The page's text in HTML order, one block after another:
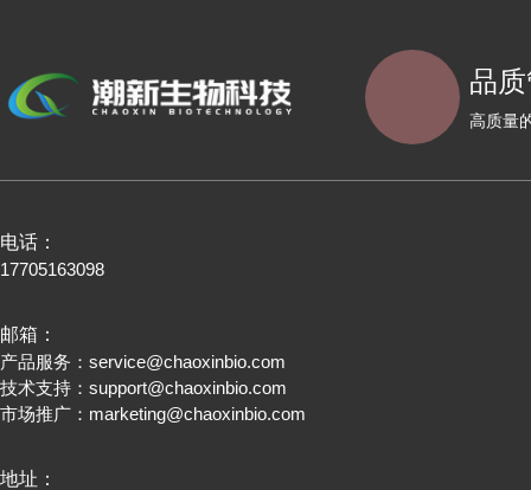
品
高质量
电话：
17705163098
邮箱：
产品服务： service@chaoxinbio.com
技术支持： support@chaoxinbio.com
市场推广： marketing@chaoxinbio.com
地址：